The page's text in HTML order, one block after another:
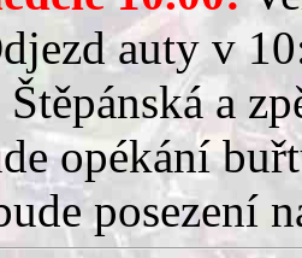
auty v
a
opékání
posezení